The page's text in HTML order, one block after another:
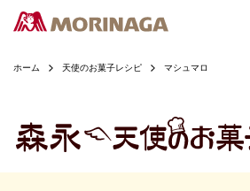
ホーム 天使のお菓子レシピ マシュマロ